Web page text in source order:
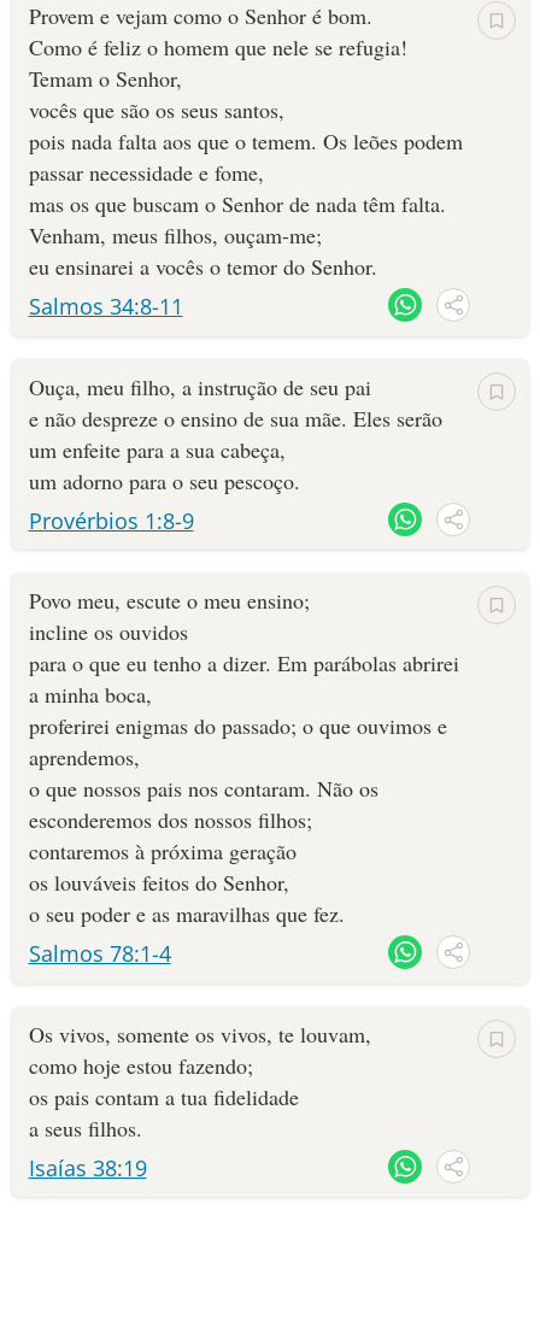
Provem e vejam como o Senhor é bom.
Como é feliz o homem que nele se refugia!
Temam o Senhor,
vocês que são os seus santos,
pois nada falta aos que o temem. Os leões podem
passar necessidade e fome,
mas os que buscam o Senhor de nada têm falta.
Venham, meus filhos, ouçam-me;
eu ensinarei a vocês o temor do Senhor.
Salmos 34:8-11
Ouça, meu filho, a instrução de seu pai
e não despreze o ensino de sua mãe. Eles serão
um enfeite para a sua cabeça,
um adorno para o seu pescoço.
Provérbios 1:8-9
Povo meu, escute o meu ensino;
incline os ouvidos
para o que eu tenho a dizer. Em parábolas abrirei
a minha boca,
proferirei enigmas do passado; o que ouvimos e
aprendemos,
o que nossos pais nos contaram. Não os
esconderemos dos nossos filhos;
contaremos à próxima geração
os louváveis feitos do Senhor,
o seu poder e as maravilhas que fez.
Salmos 78:1-4
Os vivos, somente os vivos, te louvam,
como hoje estou fazendo;
os pais contam a tua fidelidade
a seus filhos.
Isaías 38:19